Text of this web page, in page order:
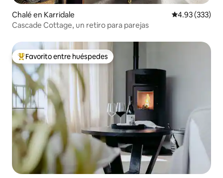
Chalé en Karridale Calificación
4.93 (333)
Cascade Cottage, un retiro para parejas
Favorito entre huéspedes preferido
Favorito entre huéspedes